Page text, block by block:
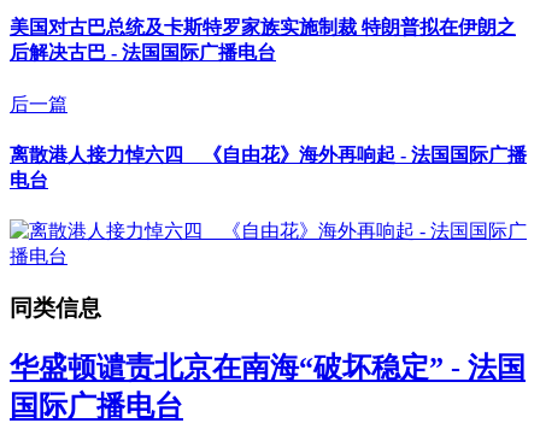
美国对古巴总统及卡斯特罗家族实施制裁 特朗普拟在伊朗之
后解决古巴 - 法国国际广播电台
后一篇
离散港人接力悼六四 《自由花》海外再响起 - 法国国际广播
电台
同类信息
华盛顿谴责北京在南海“破坏稳定” - 法国
国际广播电台